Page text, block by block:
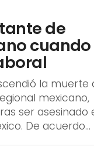
de
cuando
la muerte
mexicano,
ser asesinado
De acuerdo...